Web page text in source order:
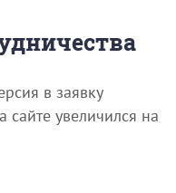
в заявку
сайте увеличился на